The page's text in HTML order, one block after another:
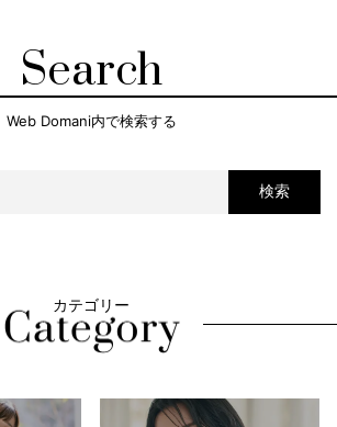
Search
Web Domani内で検索する
検索
カテゴリー